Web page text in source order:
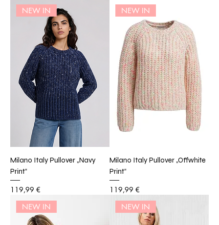
NEW IN
Milano Italy Pullover „Navy
Print“
Preis
119,99 €
NEW IN
Milano Italy Pullover „Offwhite
Print“
Preis
119,99 €
NEW IN
NEW IN